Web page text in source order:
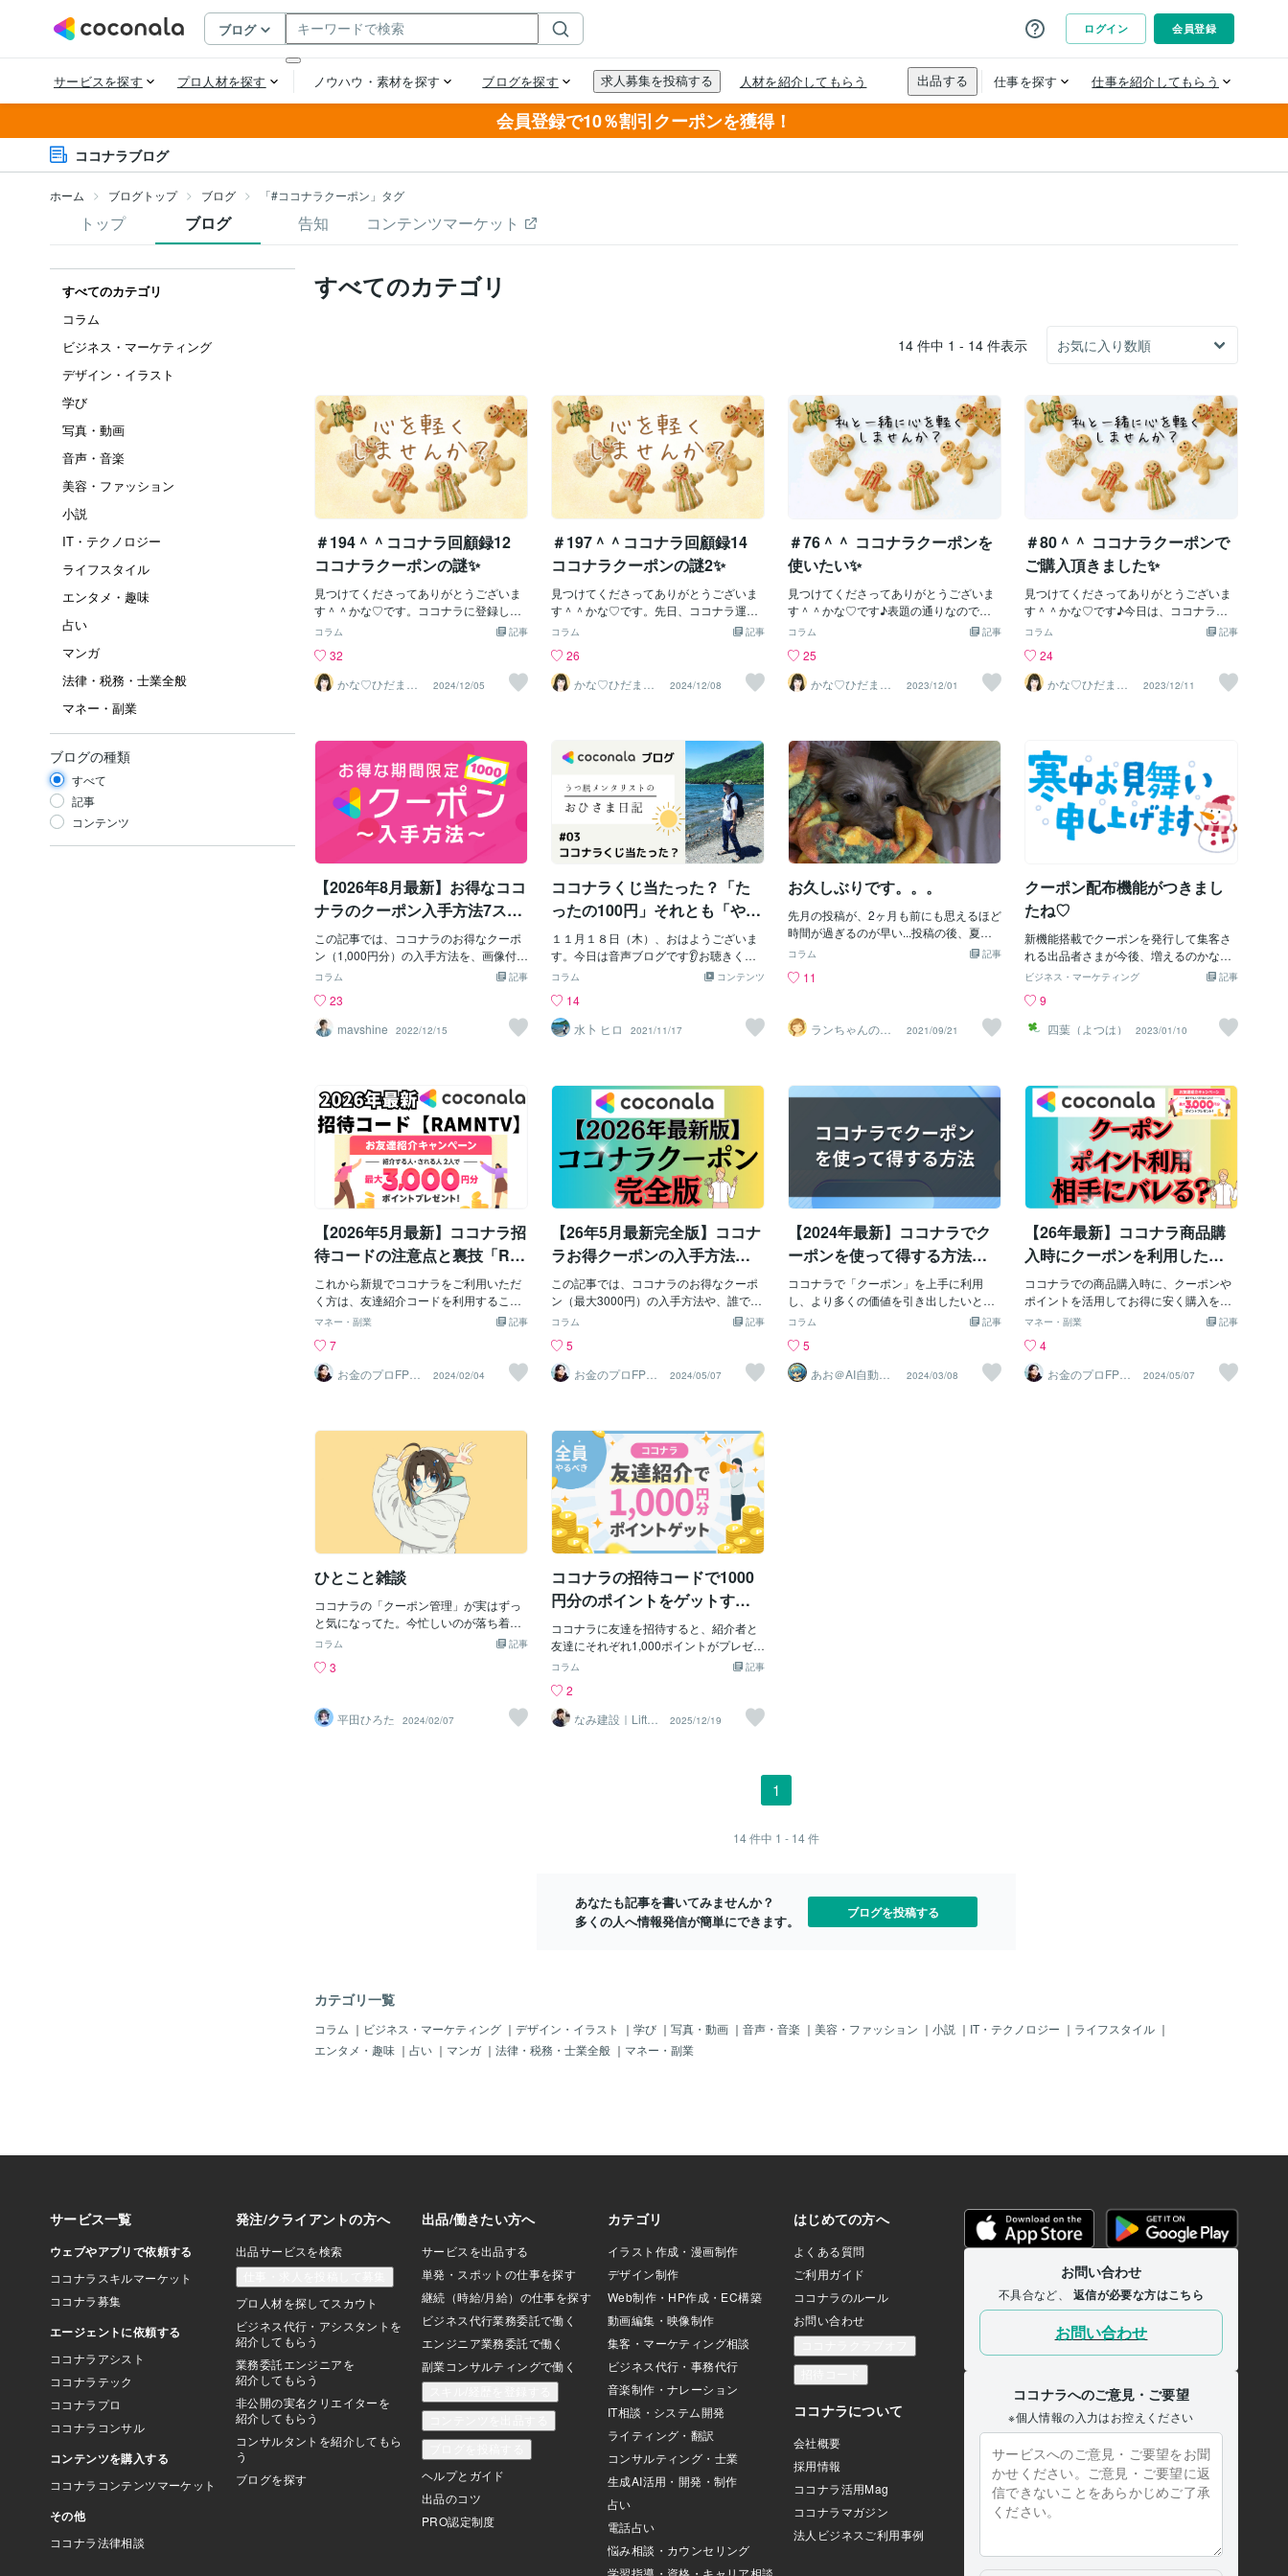
会員登録で10％割引クーポンを獲得！
ココナラブログ
ホーム ブログトップ ブログ 「#ココナラクーポン」タグ
トップ ブログ 告知 コンテンツマーケット
すべてのカテゴリ
コラム
ビジネス・マーケティング
デザイン・イラスト
学び
写真・動画
音声・音楽
美容・ファッション
小説
IT・テクノロジー
ライフスタイル
エンタメ・趣味
占い
マンガ
法律・税務・士業全般
マネー・副業
ブログの種類
すべて
記事
コンテンツ
すべてのカテゴリ
14 件中 1 - 14 件表示
＃194＾＾ココナラ回顧録12
ココナラクーポンの謎✨
見つけてくださってありがとうございま
す＾＾かな♡です。ココナラに登録して
いると、ココナラから、時々、色んなク
か2,000円の電話相談に使えるクーポンを
楽しみにしています🎫✨私の記憶が正し
ければ、今年だけでも、たぶん4回位は受
るのか分からずに、クーポンと言って
も、使うと、結局、幾らかの利用料が取
られるんじゃないかとドキドキ怯えまし
たが、使ってみると、普通に1,000円分か
2,000円分の通話が無料でできるクーポン
でした＾＾✨ちなみに出品者さんにクー
ん、大抵、しっかりタイムコントロール
をしてくださるので、そこもご安心され
ると良いかと思います📱✨なので、それ
からは、電話クーポンが来るのを心待ち
にして待っています♪なぜなら、普段か
ら、気になっている出品者さんと無料で
お話しできる貴重な機会なのですから🥰
ん、全員に一斉に送られているのではな
いみたいで、私がクーポンをもらった時
にはもらっていないけど、私がもらって
らかのルールでグループ分けして送って
いるモノのような感じがします✨しらん
けど🤭笑とにかく、電話相談に使えるク
ーポンは、本当にその金額(1,000円 or 2,
000円）は無料でお話ができるので、も
し、届いたら、怖がらずに、ぜひ、使っ
てみてくださいね＾＾✨以上、少しで
も、ご参考になれば幸いです♡最後まで
お読みくださって、ありがとうご
記事
コラム
32
かな♡ひだまり
セラピスト
2024/12/05
＃197＾＾ココナラ回顧録14
ココナラクーポンの謎2✨
見つけてくださってありがとうございま
す＾＾かな♡です。先日、ココナラ運営
サイドから発行されるクーポンについて
かも知れませんが、出品者がユーザーさ
んのために発行できる販促用のクーポン
もあります。この販促用のクーポン発行
いので、定かではありませんが、恐ら
く、一回クーポンを発行したユーザーさ
んに対しては、同月には再度発行するこ
とができません（たぶん、同じユーザー
さんには月1回しかクーポンが発行できな
いようになっているようです）ちなみ
に、この販促用のクーポンをご利用頂い
た場合でも、ココナラの売上実績は、通
常料金がカウントされます。例えば、電
話相談で10%OFFのクーポンを発行して5
4分ご利用頂いた場合、ココナラの売上実
績は5,400円になります。ただし、購入者
さまサイドは、5,400円から540円値引き
された金額で購入することができ、出品
2,214円ー540円）になっていました。ク
ーポンをご利用頂た場合、トークルーム
上には【出品者クーポン】と表示されま
く使えなかったのかなと心配したのです
が、売上管理・振込申請→売上履歴で確
認すると、売上金額が1,674円になってい
たので、クーポンが正常にご利用頂けた
ことがわかりました。ただ、このクーポ
ン、時々、同じ出品者さん仲間から送ら
れてくることがあるのですが、個人的に
は『カモにされている』ようで、あまり
良い気持ちがしない
記事
コラム
26
かな♡ひだまり
セラピスト
2024/12/08
＃76＾＾ ココナラクーポンを
使いたい✨
見つけてくださってありがとうございま
す＾＾かな♡です♪表題の通りなのです
が、有効期限あと2日の電話サービスが使
さん、お持ちかもしれませんが・笑）い
つも私のブログを読んでくださっていて
電話サービスを販売されていらっしゃる
＾✨割引クーポンの範囲内（そんなこと
できるのかわかんないけど・笑）で、ス
ケジュール調整がつく方の中から、抽選
で、あなたの電話サービスを購入させて
頂きます＾＾✨先着順ではありません
が、早めにご連絡を頂いた方に決めてし
まう可能性もありますので、我こそはと
思われる方は、お早めにご連絡頂ければ
幸いです♪（もし、規約違反とかだった
t; ）最後までお読みくださって、ありが
とうございます＾＾もし良ければ、❤️を
よろしくお願いします！また、コメント
代わりに感想を伝えたい方は、以下のプ
チベーションがUPします♪今日もお疲れ
さまでした＾＾✨＝＞ https://coconala.
✨✨17ヵ国を訪れた私と海外の色んなお
ビス作りました＾＾✨私と犬バカトーク
しませんか？いきなり電話はちょっと…
という方には、安心のチャットサービス
もご用意しています＾＾✨
記事
コラム
25
かな♡ひだまり
セラピスト
2023/12/01
＃80＾＾ ココナラクーポンで
ご購入頂きました✨
見つけてくださってありがとうございま
す＾＾かな♡です♪今日は、ココナラ仲
間のソドさんから『クーポンがあるので
セージを頂き、サービスをご購入して頂
きました＾＾✨ソドさん（ソド｜開業販
促応援ロゴデザイナーさん）とは、私が
くださっていて、温かく見守ってくださ
っている感があったので、サービスのご
購入、とても嬉しかったです＾＾♡ソド
さん、本当にありがとうございます✨実
は、今日、ソドさんのページを覗いた
ら、実績が100件を超えていてビックリ
😳‼️✨ソドさん、すごーい‼️ってメッセー
ッセージを頂いたのにも更にビックリし
ました＾＾笑ソドさんは、開業される方
をサポートしたいお気持ちから、素敵な
ロゴデザインをとても安価で出品されて
いるそうです✨素敵ですね＾＾✨素敵な
ロゴデザインをお願いしたい方は、ぜ
さいね✨そして、クーポンが余っている
方は、良かったら私とお話ししてくださ
た、コメント代わりに感想を伝えたい方
は、以下のプロフィールからメッセージ
を送ってくださると喜びます＾＾ そし
て、さらにモチベーションがUPします♪
今日もお疲れさまでした＾＾✨＝＞ http
s://coconala.com/users/417538817ヵ国
を訪れた私と海外の色んなお話をしませ
んか？＾＾✨愛犬家向けサービス作りま
した＾＾✨私と犬バカトー
記事
コラム
24
かな♡ひだまり
セラピスト
2023/12/11
【2026年8月最新】お得なココ
ナラのクーポン入手方法7ステ
ップと裏技4選｜PRO認定者が
徹底解説
この記事では、ココナラのお得なクーポ
ン（1,000円分）の入手方法を、画像付き
でわかりやすく7ステップにまとめまし
る」裏技的な活用法4選をココナラ実績1,
000件を超えるプラチナランク×PRO認定
者が徹底解説していきます。この記事で
いのか？• ココナラの割引クーポンにはど
んな種類があるのか？• クーポンやポイン
トをどう使えばいいのかわからない…
「高いから諦める」前に、この記事をチ
ェックしてみてください。きっと新しい
発見があります。経験者だからこそ知っ
ている実践的なノウハウを、できるだけ
シンプルにお伝えしていきます。ココナ
ラ登録してからまだ1週間経っていない場
合は急いでこの記事を参考に無料で1,000
円分のクーポン（ポイント※）をゲットし
ておきましょう！さらに、ココナラ登録
後にもらえる1,000円分のポイントの入手
方法だけでなく、ココナラのお得なクー
読んでください。※ココナラには「クーポ
ン」と「ポイント」があり、冒頭の”1,00
0円クーポン”は正確には”ポイント”となり
「1ポイント＝1円」として使うことがで
きます。ポイントと言われてもイメージ
しにくいため、本記事のタイトルでは分
かりやすく「クーポン」という表記とし
ましたが、以降の本文では「ポイント」
という表記で統一します。（”引用”で小
さく表示）どーも、2019年からココナラ
で活動している PRO認定者 mavsh
記事
コラム
23
mavshine
2022/12/15
ココナラくじ当たった？「た
ったの100円」それとも「やっ
たぜ100円」？
１１月１８日（木）、おはようございま
す。今日は音声ブログです👂お聴きくだ
さりありがとうござました♪今日は「考
それではまた！
コンテンツ
コラム
14
水卜 ヒロ
2021/11/17
お久しぶりです。。。
先月の投稿が、2ヶ月も前にも思えるほど
時間が過ぎるのが早い...投稿の後、夏の
疲れとコロナ禍の生活の環境の溜まった
二週間強休み外出時は日焼け止めと日傘
私には、罰ゲーム☠️ 産後に主婦湿疹か
らアトピー体質は、精神的なアレルギー
た。ちょうど10年前、日光過敏症を発症
も不思議に思いながら「症状が日光過敏
症そのものなので」と診断エレファント
マンの映画を知っている人なら想像でき
ると思うのですが（知らない人は検索し
てみてください。）鏡を見るのが恐ろし
いほど...自分の顔が変化🧟‍♀️今回は顔には
出ず、手、腕、足の甲５月から3ヶ月間、
モニターで足の施術を受けていたため冷
え対策で夏の間、サンダルを履かずにい
ましたがちょっと近くに買い物で油断し
てしまったのと数日前に、首に湿疹が出
ていたのを無視したこも重なって身体の
対話はしても、sosは無視😱してまし
た。今日は、満月書くことでデドックス
そして、今日を再スタートにブログを書
きました。みなさん、くれぐれもご自分
記事
コラム
11
ランちゃんのマ
マ
2021/09/21
クーポン配布機能がつきまし
たね♡
新機能搭載でクーポンを発行して集客さ
れる出品者さまが今後、増えるのかなと
感じております。くわしくはhttps://coco
プ＞出品全般＞クーポン配布機能＞クー
ポンの配布・編集方法同上＞クーポン配
布機能＞「クーポン配布」機能 使い方ガ
今のところ発行予定はございません。ゴ
メンナサイ。すべて最低価格で出品して
おりますのでご勘弁を。プラチナランク
になったら、きっと気が変わります
（笑）。最低価格でクーポンを発行する
かもしれませんし少し値上げして発行す
るかもしれませんが今のところは、プラ
チナランクになる気配がないので深く考
えないことにしています。クーポンを発
行されるのはプラチナランクさんが多い
のかなと思ってみたり…。クーポン発行
機能で、どう変わるのか気になります。
引き続き、良い一日となりますように☆
追伸当ブログ投稿後、告知のお知らせが
1月1日表示になっているのですがそのう
ち更新されるのでしょうね。それとも私
だけのバグでしょうか。どちらでも良い
記事
ビジネス・マーケティング
9
四葉（よつは）
2023/01/10
【2026年5月最新】ココナラ招
待コードの注意点と裏技「RA
MNTV」で1000円獲得！申込
手順と方法！紹介キャンペー
ンの注意点も解説
これから新規でココナラをご利用いただ
く方は、友達紹介コードを利用すること
で、1000円分のココナラポイントを獲得
ビスを購入する際に紹介コードをご利用
ください。【ココナラ招待コード】RAM
NTV1000ポイント獲得！▼招待コード入
して、ブラウザで開いてください。そう
すると自動で紹介コードが入力されま
す。※ココナラ公式の紹介コードです※
「紹介者に身元がバレる」といったこと
は一切ありませんので安心してご利用く
ださいさらに、紹介コードに加えて2100
円以上ココナラサービスをお得に購入す
る裏技も紹介します。本記事最後にご説
明しています。2026年5月最新の「ココ
ココナラ招待コード入力手順ココナラを
お得に始めるための紹介コードの入力手
順を解説していきます。手順1. ココナラ
に会員登録(1分で完了)まずココナラの会
登録後、招待コード入力ページから招待
コード【RAMNTV】を入力します。▼招
記事
マネー・副業
7
お金のプロFPら
いでキャッシュ
2024/02/04
【26年5月最新完全版】ココナ
ラお得クーポンの入手方法・
裏技・注意点！10種類紹介！
効果的な使い方とは？商品を
安く購入する裏技も
この記事では、ココナラのお得なクーポ
ン（最大3000円）の入手方法や、誰でも
はじめにもらえる紹介クーポンコード（1
ナラ歴6年以上のプロが解説します。202
6年5月最新版です！・ココナラでこれか
ら商品を購入したいけど高い・ココナラ
い！このようなこ考えている方は、必見
の記事です。実はココナラのクーポンは
発行されるタイミングが決まっており、
それを理解すれば誰でもお得にココナラ
商品を購入できるのです。知らないだけ
で損をしている人が多すぎるのです！こ
の記事ではこのような悩みを解決しま
す。・ココナラの割引クーポンはどんな
ものがある？・ココナラクーポンの取得
方法を知りたい・ココナラでお得に安く
商品購入する方法を知りたい【ココナラ
紹介コード】まずは1000円分のポイント
獲得しようこれから新規でココナラをご
利用いただく方は、友達紹介キャンペー
円分のココナラポイントを獲得できま
す。ポイント獲得ができるのは「ココナ
ラ登録後7日間まで」です。まずは必ず獲
の部分まで選択してURLを開くと自動で
ご安心くださいココナラ招待コード
記事
コラム
5
お金のプロFPら
いでキャッシュ
2024/05/07
【2024年最新】ココナラでク
ーポンを使って得する方法：
クーポン『KA20AK』でお得
ココナラで「クーポン」を上手に利用
し、より多くの価値を引き出したいと考
えているあなたへ。この記事では、ココ
法を徹底解説しています。クーポンの基
本から、見つけ方、賢い使い方、さらに
は1,000円ポイントをもらってお得に会員
了後に配布5. サービス限定・電話占い限
出品者が配布する専用割引クーポン ※購
記事
コラム
5
あお＠AI自動化
マニア
2024/03/08
【26年最新】ココナラ商品購
入時にクーポンを利用したら
相手(出品者)にわかる？
ココナラでの商品購入時に、クーポンや
ポイントを活用してお得に安く購入をし
たいものです。クーポンを利用してココ
クーポンを利用したことがバレるのでし
ょうか。購入者と販売者側からどのよう
に見えるのか、画像付きで解説します。
記事
マネー・副業
4
お金のプロFPら
いでキャッシュ
2024/05/07
ひとこと雑談
ココナラの「クーポン管理」が実はずっ
と気になってた。今忙しいのが落ち着い
たら試しに出してみようかと思ってます
規さん向けかな〜配布する時に一番やり
るので、気になるサービスがあれば是非
今のうちにお気に入り登録お願いしま
記事
コラム
3
平田ひろた 2024/02/07
ココナラの招待コードで1000
円分のポイントをゲットする
手順
ココナラに友達を招待すると、紹介者と
友達にそれぞれ1,000ポイントがプレゼン
トされます。家族や友達がココナラをや
てください。ただし、会員登録後「7日以
内」に入力しなければ、受け取れないの
でお急ぎの方は下記の私のコードをお使
コナラにログインまず、ココナラにログ
00ポイント獲得＆手数料無料）」をタッ
プSTEP3:招待された人はこちら以下の画
コードを入力招待コードを入力します。
友達の招待コードをもっていない人は、
下記を入力ください。＼コチラの招待コ
番号か届きます。6桁の数字を覚えておき
ます。私みたいに覚えられない人は認証
番号をコピーしておきます。STEP7
記事
コラム
2
なみ建設｜Liftco
合同会社
2025/12/19
1
14件中 1 - 14件
あなたも記事を書いてみませんか？
多くの人へ情報発信が簡単にできます。
ブログを投稿する
カテゴリ一覧
コラム ｜ ビジネス・マーケティング ｜ デザイン・イラスト ｜ 学び ｜ 写真・動画 ｜ 音声・音楽 ｜ 美容・ファッション ｜ 小説 ｜ IT・テクノロジー ｜ ライフスタイル ｜
エンタメ・趣味 ｜ 占い ｜ マンガ ｜ 法律・税務・士業全般 ｜ マネー・副業